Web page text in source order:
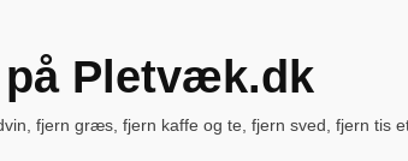
Pletvæk.dk
fjern græs, fjern kaffe og te, fjern sved, fjern tis